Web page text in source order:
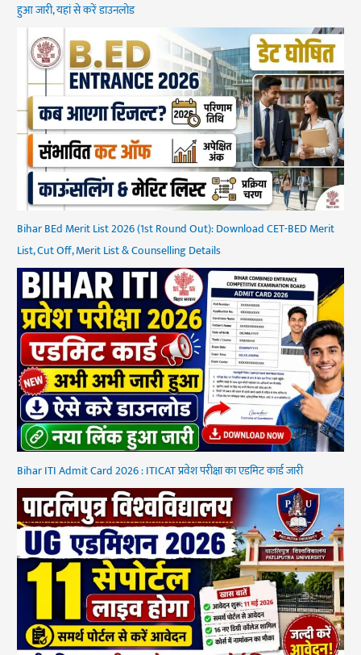
हुआ जारी, यहां से करें डाउनलोड
Bihar BEd Merit List 2026 (1st Round Out): Download CET-BED Merit
List, Cut Off, Merit List & Counselling Details
Bihar ITI Admit Card 2026 : ITICAT प्रवेश परीक्षा का एडमिट कार्ड जारी